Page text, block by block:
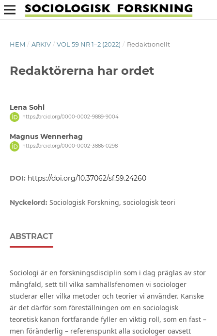
HEM / ARKIV / VOL 59 NR 1–2 (2022) / Redaktionellt
Redaktörerna har ordet
Lena Sohl
https://orcid.org/0000-0002-9889-9004
Magnus Wennerhag
https://orcid.org/0000-0002-3886-0298
DOI: https://doi.org/10.37062/sf.59.24260
Nyckelord: Sociologisk Forskning, sociologisk teori
ABSTRACT
Sociologi är en forskningsdisciplin som i dag präglas av stor
mångfald, sett till vilka samhällsfenomen vi sociologer
studerar eller vilka metoder och teorier vi använder. Kanske
är det därför som föreställningen om en sociologisk
teoretisk kanon fortfarande fyller en viktig roll, som en fast –
men föränderlig – referenspunkt alla sociologer oavsett